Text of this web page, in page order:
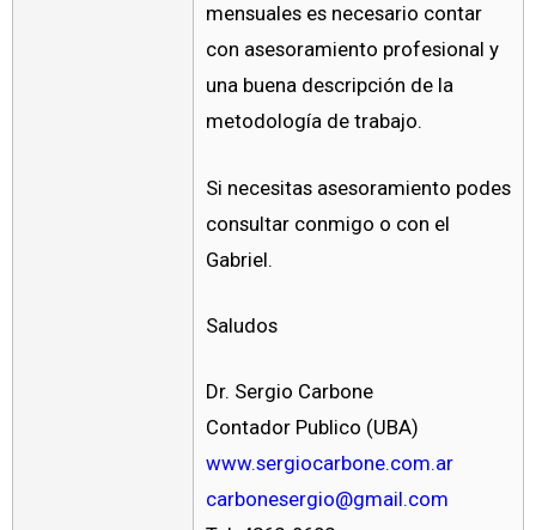
mensuales es necesario contar
con asesoramiento profesional y
una buena descripción de la
metodología de trabajo.
Si necesitas asesoramiento podes
consultar conmigo o con el
Gabriel.
Saludos
Dr. Sergio Carbone
Contador Publico (UBA)
www.sergiocarbone.com.ar
carbonesergio@gmail.com